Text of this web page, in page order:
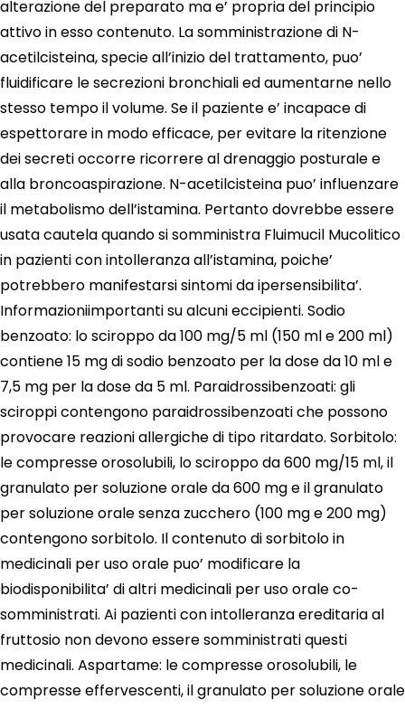
alterazione del preparato ma e’ propria del principio
attivo in esso contenuto. La somministrazione di N-
acetilcisteina, specie all’inizio del trattamento, puo’
fluidificare le secrezioni bronchiali ed aumentarne nello
stesso tempo il volume. Se il paziente e’ incapace di
espettorare in modo efficace, per evitare la ritenzione
dei secreti occorre ricorrere al drenaggio posturale e
alla broncoaspirazione. N-acetilcisteina puo’ influenzare
il metabolismo dell’istamina. Pertanto dovrebbe essere
usata cautela quando si somministra Fluimucil Mucolitico
in pazienti con intolleranza all’istamina, poiche’
potrebbero manifestarsi sintomi da ipersensibilita’.
Informazioniimportanti su alcuni eccipienti. Sodio
benzoato: lo sciroppo da 100 mg/5 ml (150 ml e 200 ml)
contiene 15 mg di sodio benzoato per la dose da 10 ml e
7,5 mg per la dose da 5 ml. Paraidrossibenzoati: gli
sciroppi contengono paraidrossibenzoati che possono
provocare reazioni allergiche di tipo ritardato. Sorbitolo:
le compresse orosolubili, lo sciroppo da 600 mg/15 ml, il
granulato per soluzione orale da 600 mg e il granulato
per soluzione orale senza zucchero (100 mg e 200 mg)
contengono sorbitolo. Il contenuto di sorbitolo in
medicinali per uso orale puo’ modificare la
biodisponibilita’ di altri medicinali per uso orale co-
somministrati. Ai pazienti con intolleranza ereditaria al
fruttosio non devono essere somministrati questi
medicinali. Aspartame: le compresse orosolubili, le
compresse effervescenti, il granulato per soluzione orale